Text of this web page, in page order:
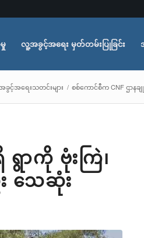
လူ့အခွင့်အရေး မှတ်တမ်းပြုခြင်း
င့်အရေးသတင်းများ / စစ်ကောင်စီက CNF ဌာနခ
ာကို ဗုံးကြဲ၊
သေဆုံး